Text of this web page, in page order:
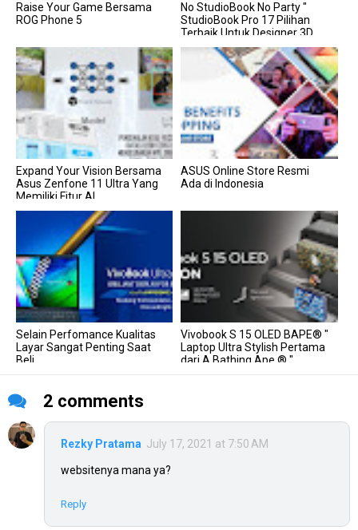
Raise Your Game Bersama
ROG Phone 5
No StudioBook No Party "
StudioBook Pro 17 Pilihan
Terbaik Untuk Designer 3D
Mesin...
Expand Your Vision Bersama
Asus Zenfone 11 Ultra Yang
Memiliki Fitur AI...
ASUS Online Store Resmi
Ada di Indonesia
Selain Perfomance Kualitas
Layar Sangat Penting Saat
Beli...
Vivobook S 15 OLED BAPE® "
Laptop Ultra Stylish Pertama
dari A Bathing Ape ® "...
2 comments
Rezky Pratama July 17, 2021 at 7:50 AM
websitenya mana ya?
Reply